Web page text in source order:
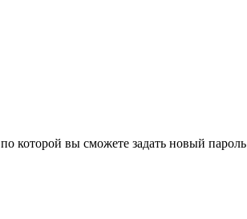
которой вы сможете задать новый пароль